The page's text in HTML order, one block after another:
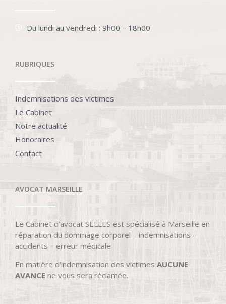
Du lundi au vendredi : 9h00 – 18h00
RUBRIQUES
Indemnisations des victimes
Le Cabinet
Notre actualité
Honoraires
Contact
AVOCAT MARSEILLE
Le Cabinet d’avocat SELLES est spécialisé à Marseille en
réparation du dommage corporel – indemnisations –
accidents – erreur médicale
En matière d’indemnisation des victimes AUCUNE
AVANCE ne vous sera réclamée.